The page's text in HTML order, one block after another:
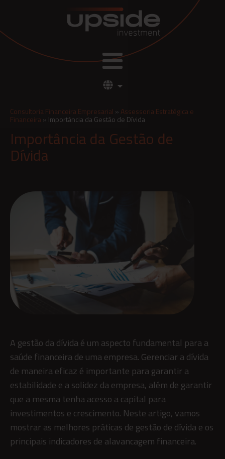
Consultoria Financeira Empresarial » Assessoria Estratégica e
Financeira» Importância da Gestão de Dívida
Importância da Gestão de
Dívida
A gestão da dívida é um aspecto fundamental para a
saúde financeira de uma empresa. Gerenciar a dívida
de maneira eficaz é importante para garantir a
estabilidade e a solidez da empresa, além de garantir
que a mesma tenha acesso a capital para
investimentos e crescimento. Neste artigo, vamos
mostrar as melhores práticas de gestão de dívida e os
principais indicadores de alavancagem financeira.